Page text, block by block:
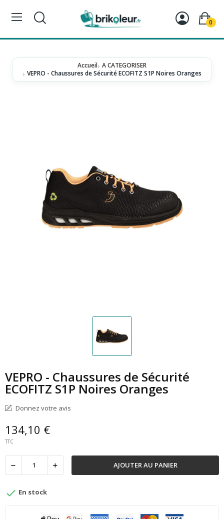
0
Accueil A CATEGORISER
VEPRO - Chaussures de Sécurité ECOFITZ S1P Noires Oranges
VEPRO - Chaussures de Sécurité
ECOFITZ S1P Noires Oranges
Donnez votre avis
134,10 €
TTC
AJOUTER AU PANIER
 En stock